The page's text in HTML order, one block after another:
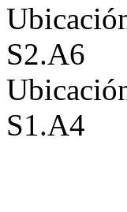
S2.A6
S1.A4